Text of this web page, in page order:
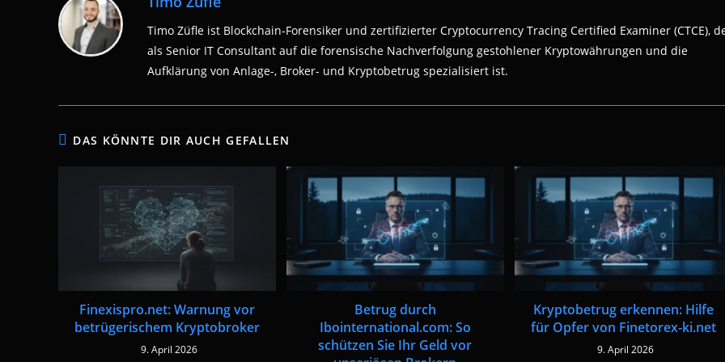
Timo Züfle ist Blockchain-Forensiker und zertifizierter Cryptocurrency Tracing Certified Examiner (CTCE),
als Senior IT Consultant auf die forensische Nachverfolgung gestohlener Kryptowährungen und die
Aufklärung von Anlage-, Broker- und Kryptobetrug spezialisiert ist.
DAS KÖNNTE DIR AUCH GEFALLEN
Finexispro.net: Warnung vor
betrügerischem Kryptobroker
9. April 2026
Betrug durch
Ibointernational.com: So
schützen Sie Ihr Geld vor
Kryptobetrug erkennen: Hilfe
für Opfer von Finetorex-ki.net
9. April 2026